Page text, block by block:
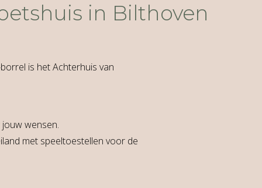
in Bilthoven
is het Achterhuis van
jouw wensen.
met speeltoestellen voor de